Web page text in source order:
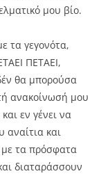
μου βίο.
τα γεγονότα,
ΠΕΤΑΕΙ,
θα μπορούσα
ανακοίνωσή μου
εν γένει να
αναίτια και
τα πρόσφατα
διαταράσσουν